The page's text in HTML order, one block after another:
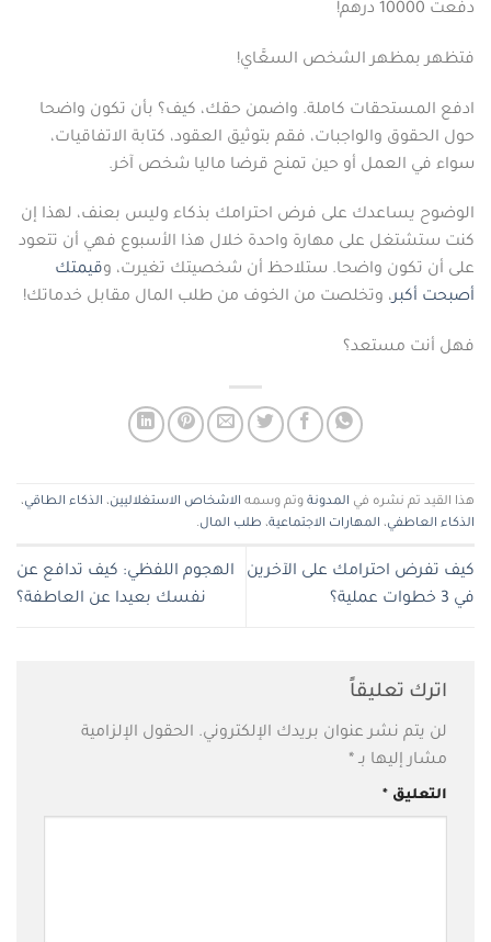
دفعت 10000 درهم!
فتظهر بمظهر الشخص السعَّاي!
ادفع المستحقات كاملة. واضمن حقك، كيف؟ بأن تكون واضحا
حول الحقوق والواجبات، فقم بتوثيق العقود، كتابة الاتفاقيات،
سواء في العمل أو حين تمنح قرضا ماليا شخص آخر.
الوضوح يساعدك على فرض احترامك بذكاء وليس بعنف، لهذا إن
كنت ستشتغل على مهارة واحدة خلال هذا الأسبوع فهي أن تتعود
على أن تكون واضحا. ستلاحظ أن شخصيتك تغيرت، وقيمتك
أصبحت أكبر، وتخلصت من الخوف من طلب المال مقابل خدماتك!
فهل أنت مستعد؟
هذا القيد تم نشره في المدونة وتم وسمه الاشخاص الاستغلاليين، الذكاء الطاقي،
الذكاء العاطفي، المهارات الاجتماعية، طلب المال.
كيف تفرض احترامك على الآخرين
في 3 خطوات عملية؟
الهجوم اللفظي: كيف تدافع عن
نفسك بعيدا عن العاطفة؟
اترك تعليقاً
لن يتم نشر عنوان بريدك الإلكتروني. الحقول الإلزامية
مشار إليها بـ *
التعليق *